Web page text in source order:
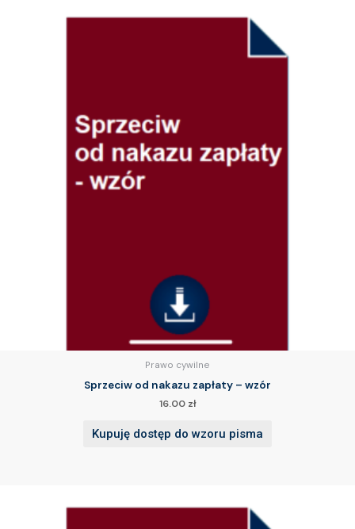
Prawo cywilne
Sprzeciw od nakazu zapłaty – wzór
16.00 zł
Kupuję dostęp do wzoru pisma